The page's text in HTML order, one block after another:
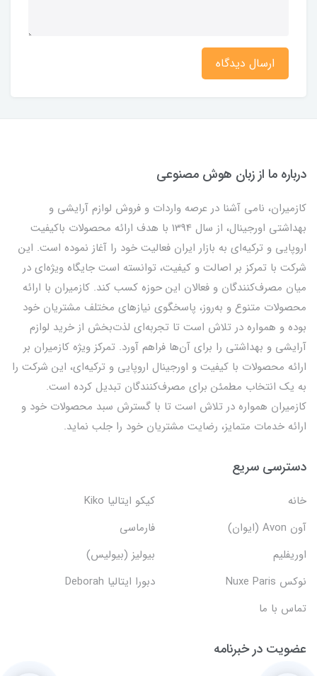
ارسال دیدگاه
درباره ما از زبان هوش مصنوعی
کازمیران، نامی آشنا در عرصه واردات و فروش لوازم آرایشی و
بهداشتی اورجینال، از سال 1394 با هدف ارائه محصولات باکیفیت
اروپایی و ترکیه‌ای به بازار ایران فعالیت خود را آغاز نموده است. این
شرکت با تمرکز بر اصالت و کیفیت، توانسته است جایگاه ویژه‌ای در
میان مصرف‌کنندگان و فعالان این حوزه کسب کند. کازمیران با ارائه
محصولات متنوع و به‌روز، پاسخگوی نیازهای مختلف مشتریان خود
بوده و همواره در تلاش است تا تجربه‌ای لذت‌بخش از خرید لوازم
آرایشی و بهداشتی را برای آن‌ها فراهم آورد. تمرکز ویژه کازمیران بر
ارائه محصولات با کیفیت و اورجینال اروپایی و ترکیه‌ای، این شرکت را
به یک انتخاب مطمئن برای مصرف‌کنندگان تبدیل کرده است.
کازمیران همواره در تلاش است تا با گسترش سبد محصولات خود و
ارائه خدمات متمایز، رضایت مشتریان خود را جلب نماید.
دسترسی سریع
خانه
کیکو ایتالیا Kiko
آون Avon (ایوان)
فارماسی
اوریفلیم
بیولیز (بیولیس)
نوکس Nuxe Paris
دبورا ایتالیا Deborah
تماس با ما
عضویت در خبرنامه